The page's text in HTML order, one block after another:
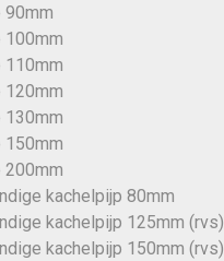
90mm
100mm
110mm
120mm
130mm
150mm
200mm
kachelpijp 80mm
kachelpijp 125mm (rvs)
kachelpijp 150mm (rvs)